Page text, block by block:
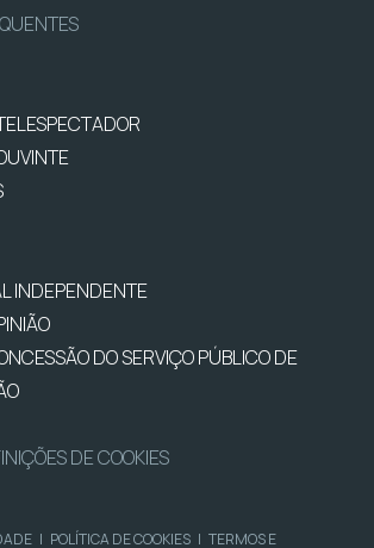
INDEPENDENTE
DO SERVIÇO PÚBLICO DE
DE COOKIES
| POLÍTICA DE COOKIES | TERMOS E